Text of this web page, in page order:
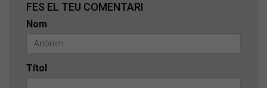
FES EL TEU COMENTARI
Nom
Títol